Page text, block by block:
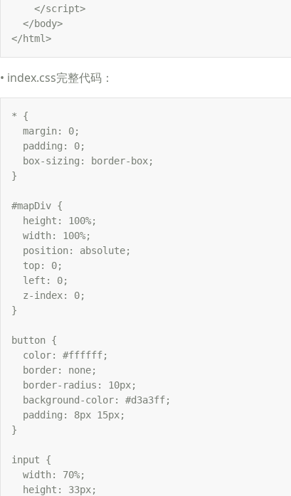
    </script>
  </body>
</html>
• index.css完整代码：
* {
  margin: 0;
  padding: 0;
  box-sizing: border-box;
}
#mapDiv {
  height: 100%;
  width: 100%;
  position: absolute;
  top: 0;
  left: 0;
  z-index: 0;
}
button {
  color: #ffffff;
  border: none;
  border-radius: 10px;
  background-color: #d3a3ff;
  padding: 8px 15px;
}
input {
  width: 70%;
  height: 33px;